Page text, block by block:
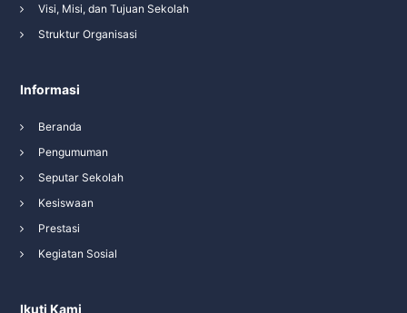
Visi, Misi, dan Tujuan Sekolah
Struktur Organisasi
Informasi
Beranda
Pengumuman
Seputar Sekolah
Kesiswaan
Prestasi
Kegiatan Sosial
Ikuti Kami